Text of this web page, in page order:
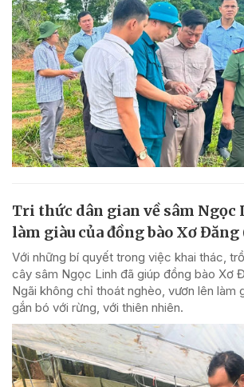
Tri thức dân gian về sâm Ngọc
làm giàu của đồng bào Xơ Đăng
Với những bí quyết trong việc khai thác,
cây sâm Ngọc Linh đã giúp đồng bào Xơ
Ngãi không chỉ thoát nghèo, vươn lên làm
gắn bó với rừng, với thiên nhiên.